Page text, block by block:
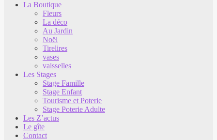
La Boutique
Fleurs
La déco
Au Jardin
Noël
Tirelires
vases
vaisselles
Les Stages
Stage Famille
Stage Enfant
Tourisme et Poterie
Stage Poterie Adulte
Les Z’actus
Le gîte
Contact